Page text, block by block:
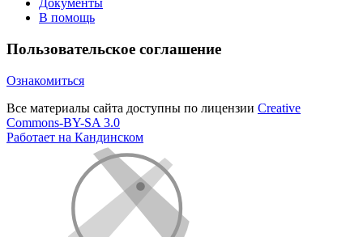
Документы
В помощь
Пользовательское соглашение
Ознакомиться
Все материалы сайта доступны по лицензии Creative
Commons-BY-SA 3.0
Работает на Кандинском